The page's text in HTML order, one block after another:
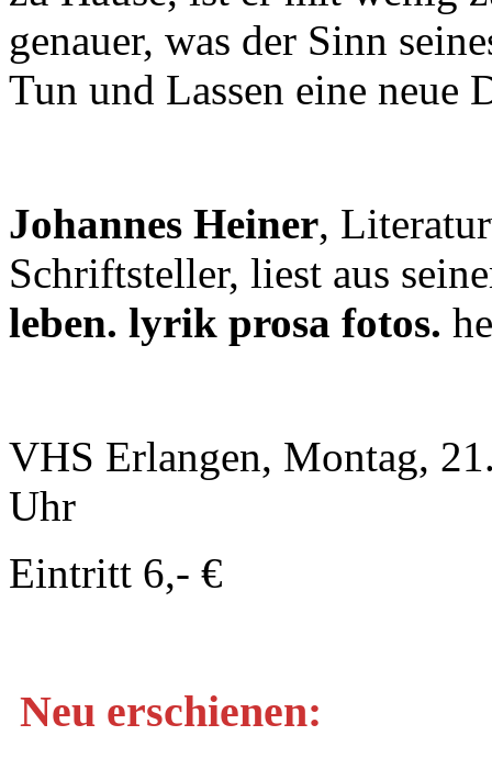
genauer, was der Sinn
Tun und Lassen eine neue
Johannes Heiner,
Schriftsteller, liest aus
leben. lyrik prosa fotos.
VHS Erlangen, Montag,
Uhr
Eintritt 6,- €
Neu erschienen: